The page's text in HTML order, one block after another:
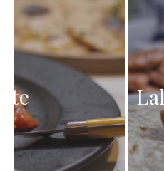
Laksewraps